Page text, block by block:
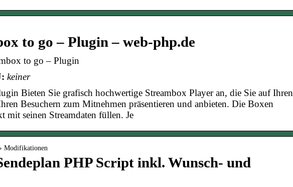
to go – Plugin – web-php.de
to go – Plugin
keiner
Bieten Sie grafisch hochwertige Streambox Player an, die Sie auf Ihren
Besuchern zum Mitnehmen präsentieren und anbieten. Die Boxen
mit seinen Streamdaten füllen. Je
Modifikationen
PHP Script inkl. Wunsch- und